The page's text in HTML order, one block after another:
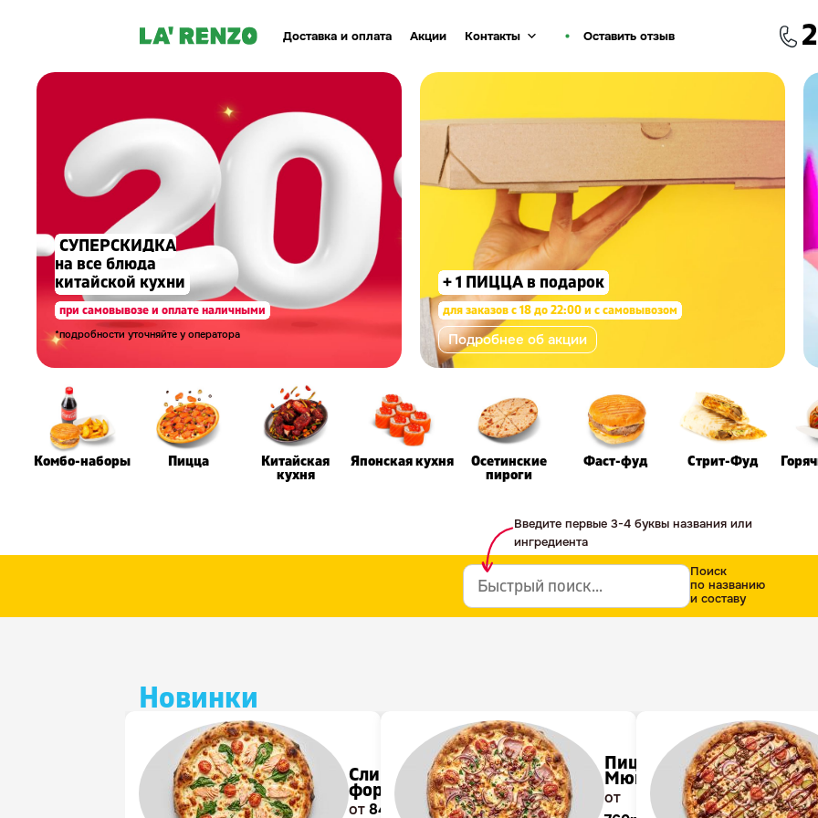
Доставка и оплата Акции Контакты Оставить отзыв
СУПЕРСКИДКА
на все блюда
китайской кухни
при самовывозе и оплате наличными
*подробности уточняйте у оператора
+ 1 ПИЦЦА в подарок
для заказов с 18 до 22:00 и с самовывозом
Подробнее об акции
Комбо-наборы Пицца Китайская
кухня
Японская кухня Осетинские
пироги
Фаст-фуд Стрит-Фуд
Поиск
по названию
и составу
Введите первые 3-4 буквы названия или
ингредиента
Новинки
Сливочная
форель
от840р
Пицца
Мюнхен
от